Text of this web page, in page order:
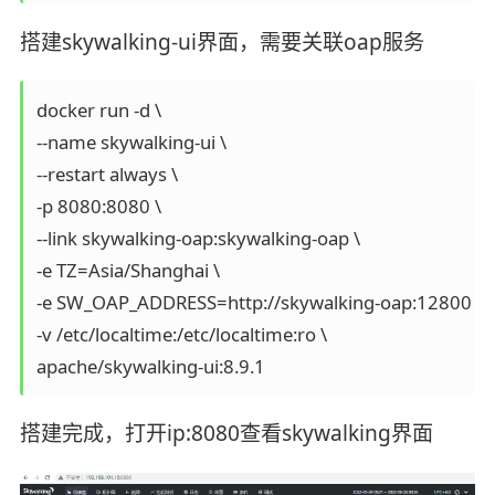
搭建skywalking-ui界面，需要关联oap服务
docker run -d \
--name skywalking-ui \
--restart always \
-p 8080:8080 \
--link skywalking-oap:skywalking-oap \
-e TZ=Asia/Shanghai \
-e SW_OAP_ADDRESS=http://skywalking-oap:12800 \
-v /etc/localtime:/etc/localtime:ro \
搭建完成，打开ip:8080查看skywalking界面